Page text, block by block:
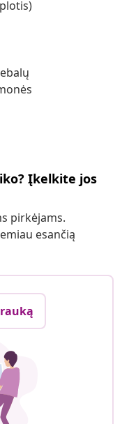
Įkelkite jos
pirkėjams.
esančią